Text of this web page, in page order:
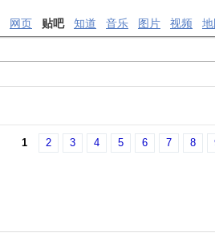
网页 贴吧 知道 音乐 图片 视频
1 2 3 4 5 6 7 8